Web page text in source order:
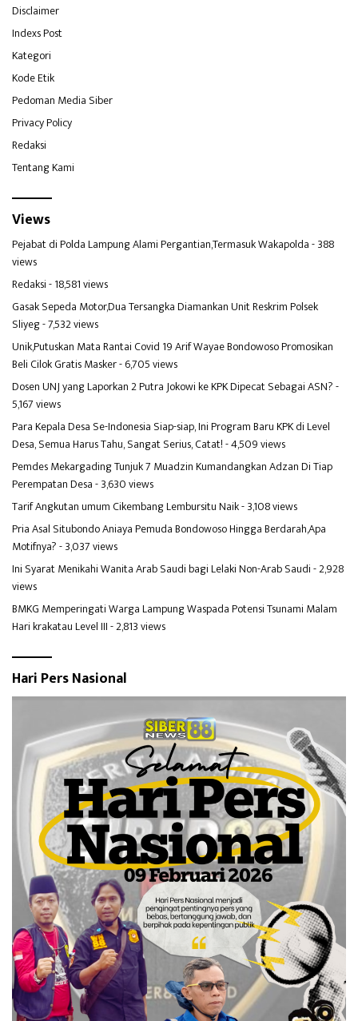
Disclaimer
Indexs Post
Kategori
Kode Etik
Pedoman Media Siber
Privacy Policy
Redaksi
Tentang Kami
Views
Pejabat di Polda Lampung Alami Pergantian,Termasuk Wakapolda- 388
views
Redaksi- 18,581 views
Gasak Sepeda Motor,Dua Tersangka Diamankan Unit Reskrim Polsek
Sliyeg- 7,532 views
Unik,Putuskan Mata Rantai Covid 19 Arif Wayae Bondowoso Promosikan
Beli Cilok Gratis Masker- 6,705 views
Dosen UNJ yang Laporkan 2 Putra Jokowi ke KPK Dipecat Sebagai ASN?-
5,167 views
Para Kepala Desa Se-Indonesia Siap-siap, Ini Program Baru KPK di Level
Desa, Semua Harus Tahu, Sangat Serius, Catat!- 4,509 views
Pemdes Mekargading Tunjuk 7 Muadzin Kumandangkan Adzan Di Tiap
Perempatan Desa- 3,630 views
Tarif Angkutan umum Cikembang Lembursitu Naik- 3,108 views
Pria Asal Situbondo Aniaya Pemuda Bondowoso Hingga Berdarah,Apa
Motifnya?- 3,037 views
Ini Syarat Menikahi Wanita Arab Saudi bagi Lelaki Non-Arab Saudi- 2,928
views
BMKG Memperingati Warga Lampung Waspada Potensi Tsunami Malam
Hari krakatau Level III- 2,813 views
Hari Pers Nasional